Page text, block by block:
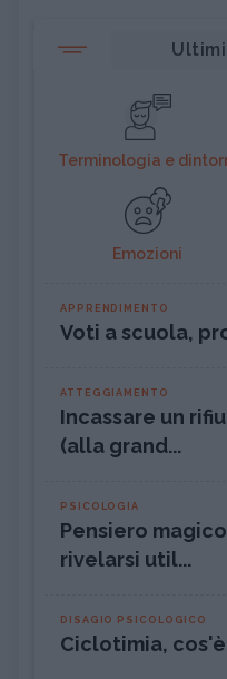
Terminologia e
Emozioni
APPRENDIMENTO
Voti a scuola,
ATTEGGIAMENTO
Incassare un
(alla grand...
PSICOLOGIA
Pensiero
rivelarsi util...
DISAGIO PSICOLOGICO
Ciclotimia,